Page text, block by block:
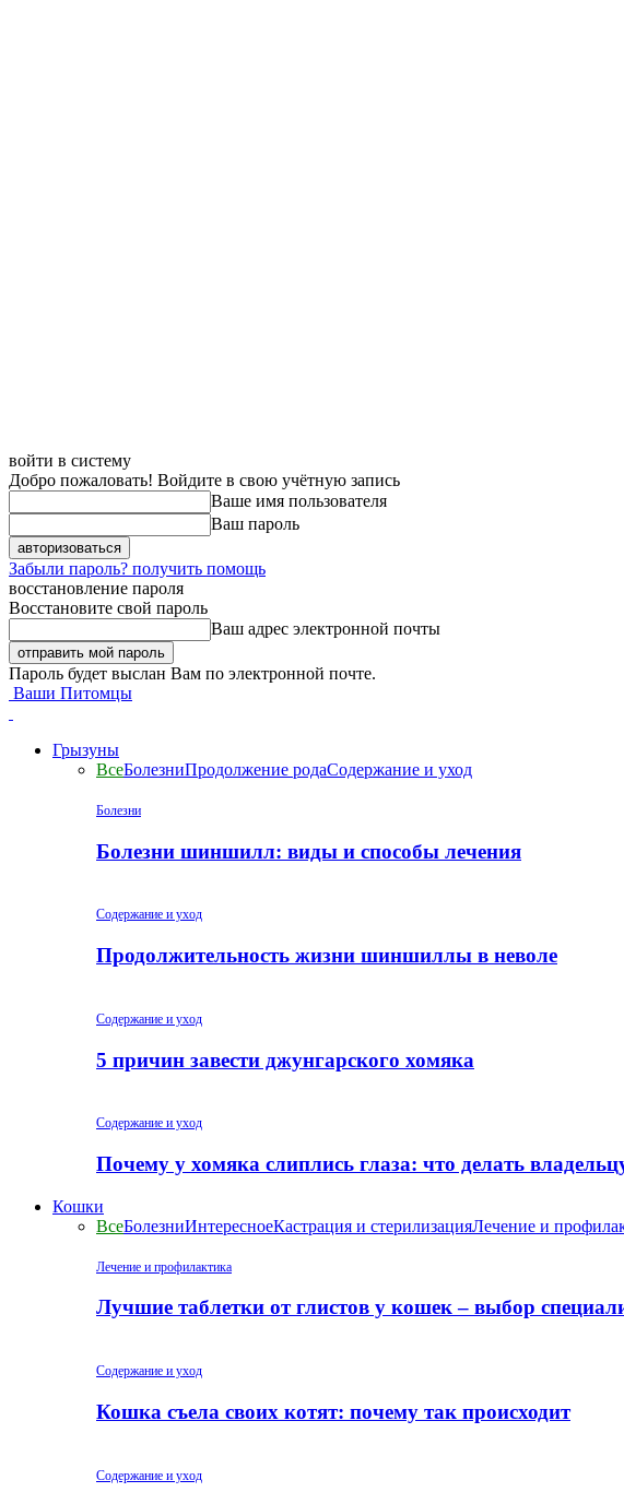
войти в систему
Добро пожаловать! Войдите в свою учётную запись
Ваше имя пользователя
Ваш пароль
Забыли пароль? получить помощь
восстановление пароля
Восстановите свой пароль
Ваш адрес электронной почты
Пароль будет выслан Вам по электронной почте.
Ваши Питомцы
Грызуны
ВсеБолезниПродолжение родаСодержание и уход
Болезни
Болезни шиншилл: виды и способы лечения
Содержание и уход
Продолжительность жизни шиншиллы в неволе
Содержание и уход
5 причин завести джунгарского хомяка
Содержание и уход
Почему у хомяка слиплись глаза: что делать
Кошки
ВсеБолезниИнтересноеКастрация и стерилизацияЛечение и
Лечение и профилактика
Лучшие таблетки от глистов у кошек – выбор
Содержание и уход
Кошка съела своих котят: почему так происходит
Содержание и уход